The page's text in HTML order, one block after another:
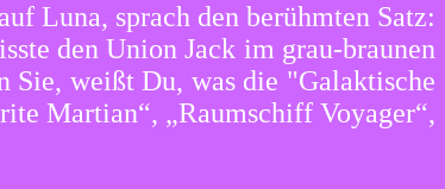
Luna, sprach den berühmten Satz:
den Union Jack im grau-braunen
Sie, weißt Du, was die "Galaktische
Martian“, „Raumschiff Voyager“,